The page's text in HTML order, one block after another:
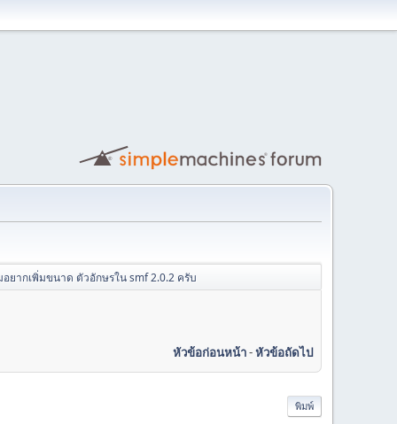
อยากเพิ่มขนาด ตัวอักษรใน smf 2.0.2 ครับ
หัวข้อก่อนหน้า-หัวข้อถัดไป
พิมพ์